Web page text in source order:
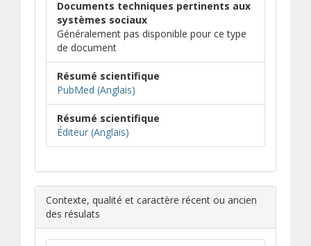
Documents techniques pertinents aux
systèmes sociaux
Généralement pas disponible pour ce type
de document
Résumé scientifique
PubMed (Anglais)
Résumé scientifique
Éditeur (Anglais)
Contexte, qualité et caractère récent ou ancien
des résulats